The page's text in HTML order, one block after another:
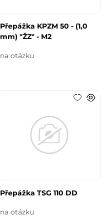
Přepážka KPZM 50 - (1,0
mm) "ŽZ" - M2
na otázku
Přepážka TSG 110 DD
na otázku